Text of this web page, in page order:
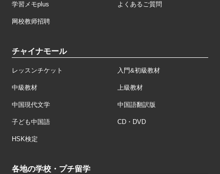
学習メモplus よくあるご質問
网校教师招聘
チャイナモール
レッスンチケット 入門&初級教材
中級教材 上級教材
中国現代文学 中国語翻訳版
子ども中国語 CD・DVD
HSK検定
各地の学校・プチ留学